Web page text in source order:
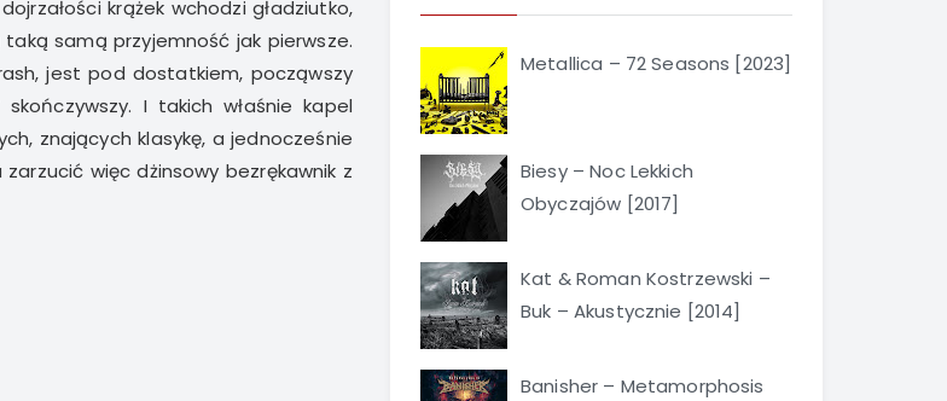
krążek wchodzi gładziutko,
samą przyjemność jak pierwsze.
jest pod dostatkiem, począwszy
I takich właśnie kapel
znających klasykę, a jednocześnie
więc dżinsowy bezrękawnik z
Metallica – 72 Seasons [2023]
Biesy – Noc Lekkich
Obyczajów [2017]
Kat & Roman Kostrzewski –
Buk – Akustycznie [2014]
Banisher – Metamorphosis